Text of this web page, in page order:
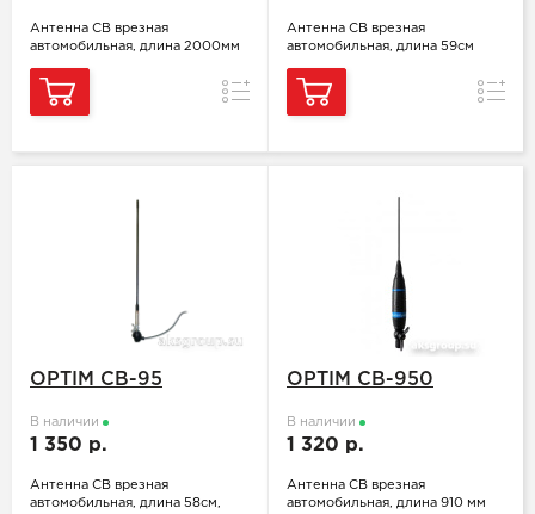
Антенна СВ врезная
автомобильная, длина 2000мм
Сравнение
Антенна СВ врезная
автомобильная, длина 59см
OPTIM CB-95
В наличии
1 350 р.
Антенна СВ врезная
автомобильная, длина 58см,
OPTIM CB-950
В наличии
1 320 р.
Антенна СВ врезная
автомобильная, длина 910 мм